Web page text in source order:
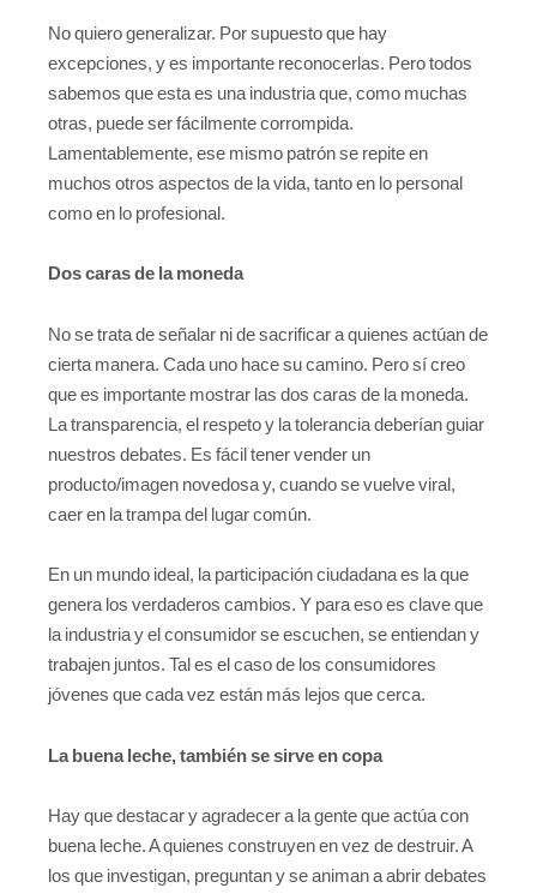
No quiero generalizar. Por supuesto que hay
excepciones, y es importante reconocerlas. Pero todos
sabemos que esta es una industria que, como muchas
otras, puede ser fácilmente corrompida.
Lamentablemente, ese mismo patrón se repite en
muchos otros aspectos de la vida, tanto en lo personal
como en lo profesional.
Dos caras de la moneda
No se trata de señalar ni de sacrificar a quienes actúan de
cierta manera. Cada uno hace su camino. Pero sí creo
que es importante mostrar las dos caras de la moneda.
La transparencia, el respeto y la tolerancia deberían guiar
nuestros debates. Es fácil tener vender un
producto/imagen novedosa y, cuando se vuelve viral,
caer en la trampa del lugar común.
En un mundo ideal, la participación ciudadana es la que
genera los verdaderos cambios. Y para eso es clave que
la industria y el consumidor se escuchen, se entiendan y
trabajen juntos. Tal es el caso de los consumidores
jóvenes que cada vez están más lejos que cerca.
La buena leche, también se sirve en copa
Hay que destacar y agradecer a la gente que actúa con
buena leche. A quienes construyen en vez de destruir. A
los que investigan, preguntan y se animan a abrir debates